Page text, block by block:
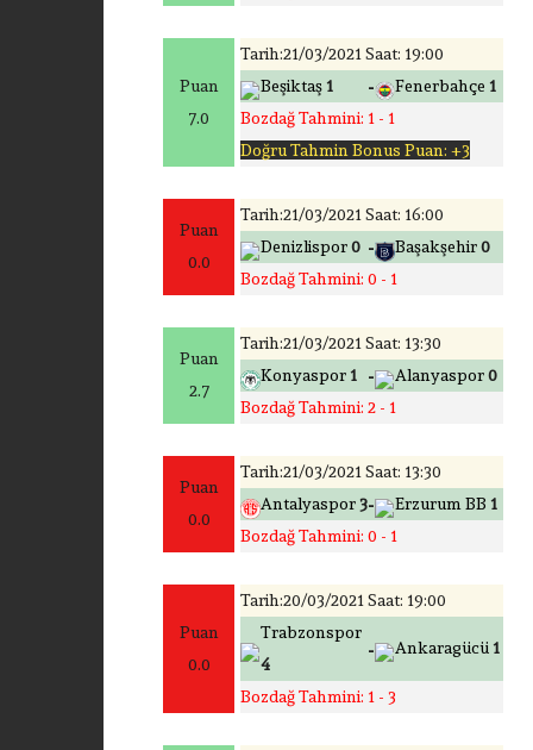
Puan
7.0
Tarih:21/03/2021 Saat: 19:00
Beşiktaş1 - Fenerbahçe 1
Bozdağ Tahmini: 1 - 1
Doğru Tahmin Bonus Puan: +3
Puan
0.0
Tarih:21/03/2021 Saat: 16:00
Denizlispor0 - Başakşehir0
Bozdağ Tahmini: 0 - 1
Puan
2.7
Tarih:21/03/2021 Saat: 13:30
Konyaspor1 - Alanyaspor0
Bozdağ Tahmini: 2 - 1
Puan
0.0
Tarih:21/03/2021 Saat: 13:30
Antalyaspor3- Erzurum BB 1
Bozdağ Tahmini: 0 - 1
Puan
0.0
Tarih:20/03/2021 Saat: 19:00
Trabzonspor
4
- Ankaragücü 1
Bozdağ Tahmini: 1 - 3